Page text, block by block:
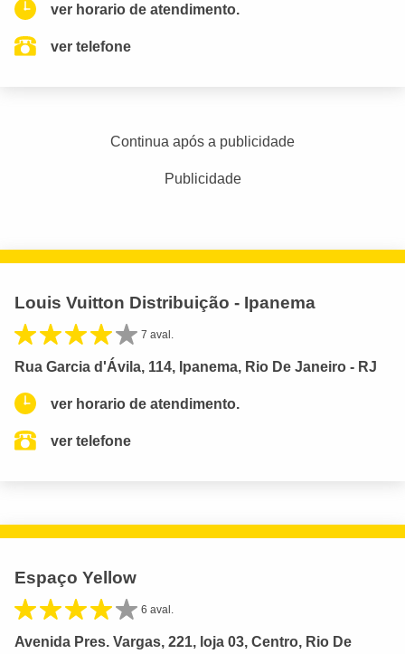
ver horario de atendimento.
ver telefone
Continua após a publicidade
Publicidade
Louis Vuitton Distribuição - Ipanema
7 aval.
Rua Garcia d'Ávila, 114, Ipanema, Rio De Janeiro - RJ
ver horario de atendimento.
ver telefone
Espaço Yellow
6 aval.
Avenida Pres. Vargas, 221, loja 03, Centro, Rio De